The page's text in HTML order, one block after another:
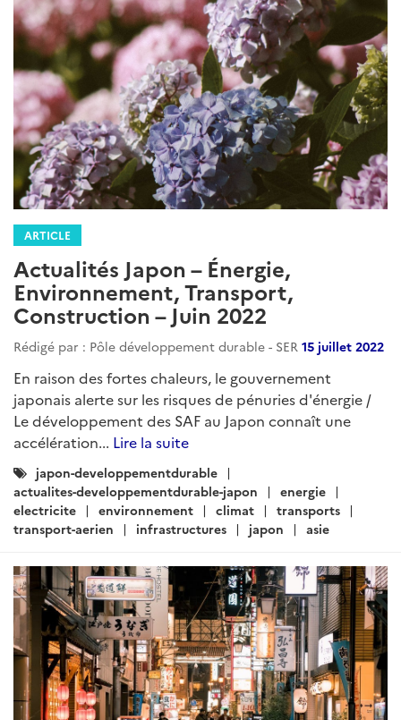
ARTICLE
Actualités Japon – Énergie,
Environnement, Transport,
Construction – Juin 2022
Rédigé par : Pôle développement durable - SER 15 juillet 2022
En raison des fortes chaleurs, le gouvernement
japonais alerte sur les risques de pénuries d'énergie /
Le développement des SAF au Japon connaît une
accélération... Lire la suite
Catégories
:
japon-developpementdurable
actualites-developpementdurable-japon
energie
electricite
environnement climat
transports
transport-aerien
infrastructures japon asie